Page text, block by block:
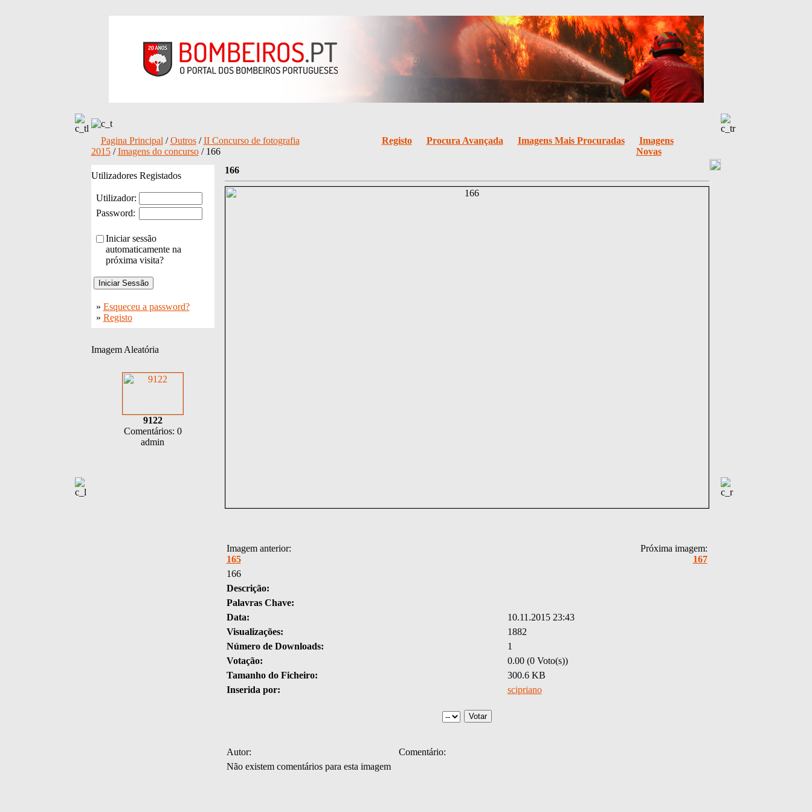
Pagina Principal /Outros/II Concurso de fotografia
2015/Imagens do concurso/ 166
Registo Procura Avançada Imagens Mais Procuradas
Imagens
Novas
Utilizadores Registados
Utilizador:
Password:
Iniciar sessão
automaticamente na
próxima visita?
» Esqueceu a password?
» Registo
Imagem Aleatória
9122
Comentários: 0
admin
166
Imagem anterior:
165
Próxima imagem:
167
166
Descrição:
Palavras Chave:
Data:
10.11.2015 23:43
Visualizações:
1882
Número de Downloads:
1
Votação:
0.00 (0 Voto(s))
Tamanho do Ficheiro:
300.6 KB
Inserida por:
scipriano
Autor:
Comentário:
Não existem comentários para esta imagem